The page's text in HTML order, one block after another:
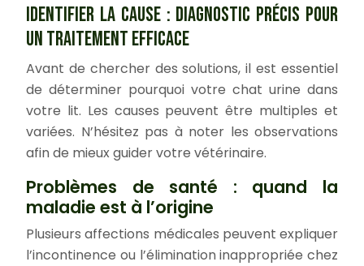
IDENTIFIER LA CAUSE : DIAGNOSTIC PRÉCIS POUR
UN TRAITEMENT EFFICACE
Avant de chercher des solutions, il est essentiel
de déterminer pourquoi votre chat urine dans
votre lit. Les causes peuvent être multiples et
variées. N’hésitez pas à noter les observations
afin de mieux guider votre vétérinaire.
Problèmes de santé : quand la
maladie est à l’origine
Plusieurs affections médicales peuvent expliquer
l’incontinence ou l’élimination inappropriée chez